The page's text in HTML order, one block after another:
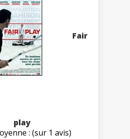
Fair
play
: (sur 1 avis)